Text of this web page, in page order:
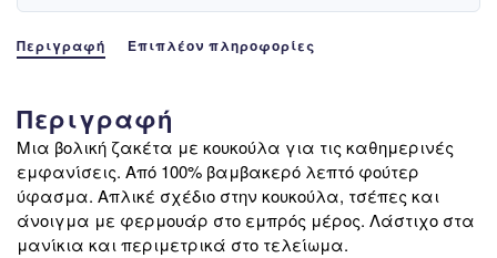
Περιγραφή Επιπλέον πληροφορίες
Περιγραφή
Μια βολική ζακέτα με κουκούλα για τις καθημερινές
εμφανίσεις. Από 100% βαμβακερό λεπτό φούτερ
ύφασμα. Απλικέ σχέδιο στην κουκούλα, τσέπες και
άνοιγμα με φερμουάρ στο εμπρός μέρος. Λάστιχο στα
μανίκια και περιμετρικά στο τελείωμα.